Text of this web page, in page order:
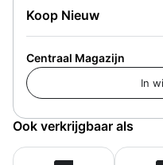
Koop Nieuw
Centraal Magazijn
Ook verkrijgbaar als